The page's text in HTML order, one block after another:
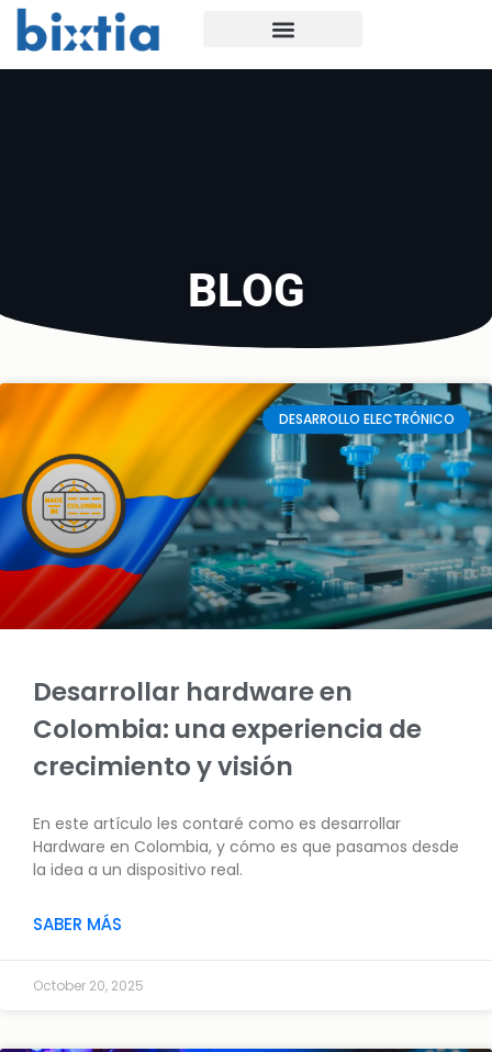
BLOG
DESARROLLO ELECTRÓNICO
Desarrollar hardware en
Colombia: una experiencia de
crecimiento y visión
En este artículo les contaré como es desarrollar
Hardware en Colombia, y cómo es que pasamos desde
la idea a un dispositivo real.
SABER MÁS
October 20, 2025